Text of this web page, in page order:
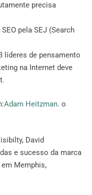
precisa
pela SEJ (Search
líderes de pensamento
na Internet deve
Adam Heitzman. o
David
e sucesso da marca
Memphis,